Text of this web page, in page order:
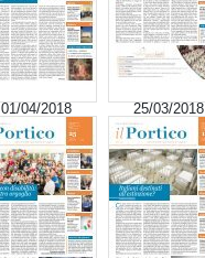
01/04/2018 25/03/2018